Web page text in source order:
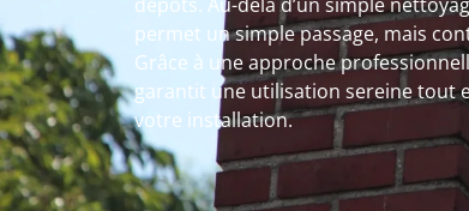
permet un simple passage, mais
Grâce à une approche
garantit une utilisation sereine tout
votre installation.